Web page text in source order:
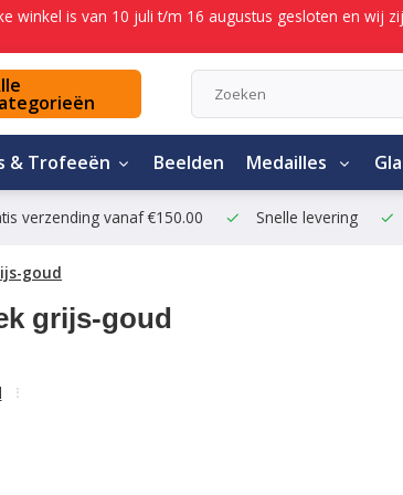
winkel is van 10 juli t/m 16 augustus gesloten en
& Trofeeën Beelden Medailles
verzending vanaf €150.00 Snelle levering
goud
grijs-goud